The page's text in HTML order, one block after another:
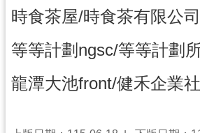
青
資
源
地
時食茶屋/時食茶有限公司
等等計劃ngsc/等等計劃
龍潭大池front/健禾企業社